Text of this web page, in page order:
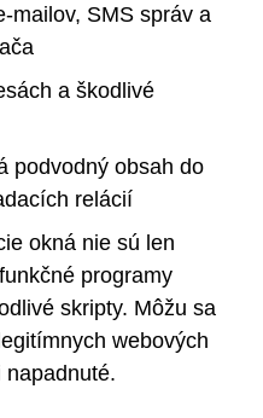
mailov, SMS správ a
a škodlivé
podvodný obsah do
relácií
okná nie sú len
programy
skripty. Môžu sa
webových
napadnuté.